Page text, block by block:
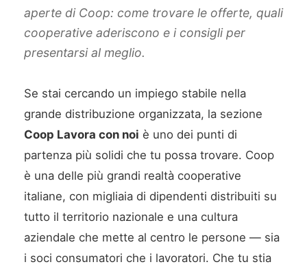
aperte di Coop: come trovare le offerte, quali
cooperative aderiscono e i consigli per
presentarsi al meglio.
Se stai cercando un impiego stabile nella
grande distribuzione organizzata, la sezione
Coop Lavora con noi è uno dei punti di
partenza più solidi che tu possa trovare. Coop
è una delle più grandi realtà cooperative
italiane, con migliaia di dipendenti distribuiti su
tutto il territorio nazionale e una cultura
aziendale che mette al centro le persone — sia
i soci consumatori che i lavoratori. Che tu stia